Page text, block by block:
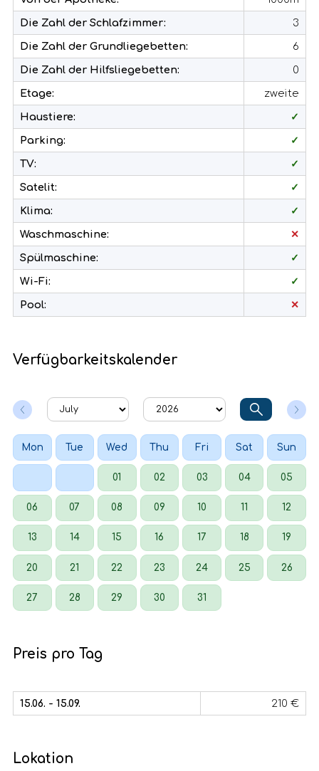
Die Zahl der Schlafzimmer: 3
Die Zahl der Grundliegebetten: 6
Die Zahl der Hilfsliegebetten: 0
Etage: zweite
Haustiere: ✓
Parking: ✓
TV: ✓
Satelit: ✓
Klima: ✓
Waschmaschine: ✕
Spülmaschine: ✓
Wi-Fi: ✓
Pool: ✕
Verfügbarkeitskalender
Mon Tue Wed Thu Fri Sat Sun
01 02 03 04 05
06 07 08 09 10 11 12
13 14 15 16 17 18 19
20 21 22 23 24 25 26
27 28 29 30 31
Preis pro Tag
15.06. - 15.09. 210 €
Lokation